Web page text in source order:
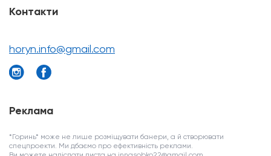
Контакти
horyn.info@gmail.com
Реклама
*Горинь* може не лише розміщувати банери, а й створювати
спецпроекти. Ми дбаємо про ефективність реклами.